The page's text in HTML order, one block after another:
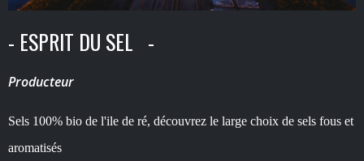
- ESPRIT DU SEL -
Producteur
Sels 100% bio de l'ile de ré, découvrez le large choix de sels fous et
aromatisés